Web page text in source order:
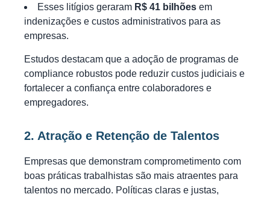
Esses litígios geraram R$ 41 bilhões em
indenizações e custos administrativos para as
empresas.
Estudos destacam que a adoção de programas de
compliance robustos pode reduzir custos judiciais e
fortalecer a confiança entre colaboradores e
empregadores.
2. Atração e Retenção de Talentos
Empresas que demonstram comprometimento com
boas práticas trabalhistas são mais atraentes para
talentos no mercado. Políticas claras e justas,